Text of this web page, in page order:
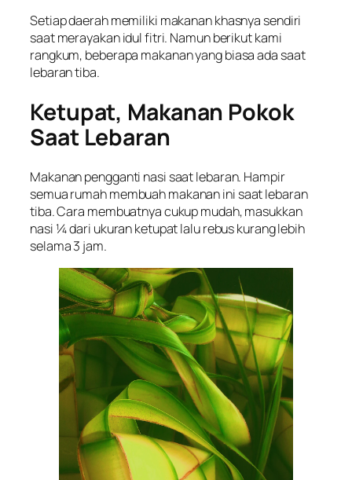
Setiap daerah memiliki makanan khasnya sendiri
saat merayakan idul fitri. Namun berikut kami
rangkum, beberapa makanan yang biasa ada saat
lebaran tiba.
Ketupat, Makanan Pokok
Saat Lebaran
Makanan pengganti nasi saat lebaran. Hampir
semua rumah membuah makanan ini saat lebaran
tiba. Cara membuatnya cukup mudah, masukkan
nasi ¼ dari ukuran ketupat lalu rebus kurang lebih
selama 3 jam.